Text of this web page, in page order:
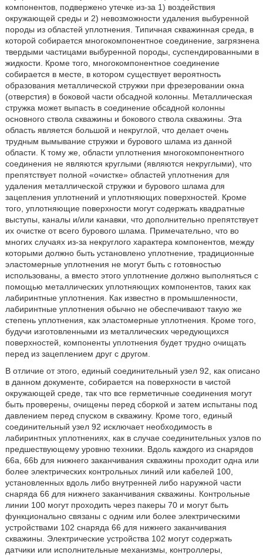
компонентов, подвержено утечке из-за 1) воздействия
окружающей среды и 2) невозможности удаления выбуренной
породы из областей уплотнения. Типичная скважинная среда, в
которой собирается многокомпонентное соединение, загрязнена
твердыми частицами выбуренной породы, суспендированными в
жидкости. Кроме того, многокомпонентное соединение
собирается в месте, в котором существует вероятность
образования металлической стружки при фрезеровании окна
(отверстия) в боковой части обсадной колонны. Металлическая
стружка может выпасть в соединение обсадной колонны
основного ствола скважины и бокового ствола скважины. Эта
область является большой и некруглой, что делает очень
трудным вымывание стружки и бурового шлама из данной
области. К тому же, области уплотнения многокомпонентного
соединения не являются круглыми (являются некруглыми), что
препятствует полной «очистке» областей уплотнения для
удаления металлической стружки и бурового шлама для
зацепления уплотнений и уплотняющих поверхностей. Кроме
того, уплотняющие поверхности могут содержать квадратные
выступы, каналы и/или канавки, что дополнительно препятствует
их очистке от всего бурового шлама. Примечательно, что во
многих случаях из-за некруглого характера компонентов, между
которыми должно быть установлено уплотнение, традиционные
эластомерные уплотнения не могут быть с готовностью
использованы, а вместо этого уплотнение должно выполняться с
помощью металлических уплотняющих компонентов, таких как
лабиринтные уплотнения. Как известно в промышленности,
лабиринтные уплотнения обычно не обеспечивают такую же
степень уплотнения, как эластомерные уплотнения. Кроме того,
будучи изготовленными из металлических чередующихся
поверхностей, компоненты уплотнения будет трудно очищать
перед из зацеплением друг с другом.
В отличие от этого, единый соединительный узел 92, как описано
в данном документе, собирается на поверхности в чистой
окружающей среде, так что все герметичные соединения могут
быть проверены, очищены перед сборкой и затем испытаны под
давлением перед спуском в скважину. Кроме того, единый
соединительный узел 92 исключает необходимость в
лабиринтных уплотнениях, как в случае соединительных узлов по
предшествующему уровню техники. Вдоль каждого из снарядов
66а, 66b для нижнего заканчивания скважины проходит одна или
более электрических контрольных линий или кабелей 100,
установленных вдоль либо внутренней либо наружной части
снаряда 66 для нижнего заканчивания скважины. Контрольные
линии 100 могут проходить через пакеры 70 и могут быть
функционально связаны с одним или более электрическими
устройствами 102 снаряда 66 для нижнего заканчивания
скважины. Электрические устройства 102 могут содержать
датчики или исполнительные механизмы, контроллеры,